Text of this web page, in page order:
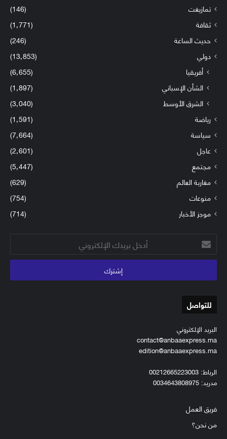
تمازيغت
(146)
ثقافة
(1٬771)
حديث الساعة
(246)
دولي
(13٬853)
أفريقيا
(6٬655)
الشأن الإسباني
(1٬897)
الشرق الأوسط
(3٬040)
رياضة
(1٬591)
سياسة
(7٬664)
عاجل
(2٬601)
مجتمع
(5٬447)
مغاربة العالم
(629)
منوعات
(754)
موجز الأخبار
(714)
أدخل
بريدك
الإلكتروني
للتواصل
البريد الإلكتروني
contact@anbaaexpress.ma
edition@anbaaexpress.ma
الرباط: 00212665223003
مدريد: 0034643808975
فريق العمل
من نحن؟